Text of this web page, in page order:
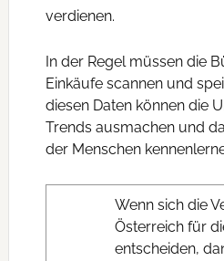
verdienen.
In der Regel müssen die
Einkäufe scannen und
diesen Daten können die
Trends ausmachen und
der Menschen
Wenn sich die
Österreich für
entscheiden,